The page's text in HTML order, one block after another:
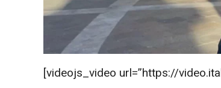
[videojs_video url=”https://